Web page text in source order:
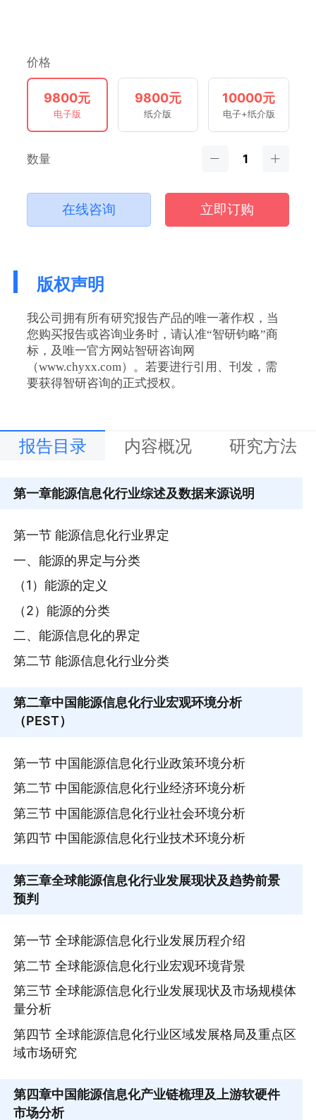
价格
9800元
电子版
9800元
纸介版
10000元
电子+纸介版
数量
在线咨询 立即订购
版权声明
我公司拥有所有研究报告产品的唯一著作权，当
您购买报告或咨询业务时，请认准“智研钧略”商
标，及唯一官方网站智研咨询网
（www.chyxx.com）。若要进行引用、刊发，需
要获得智研咨询的正式授权。
报告目录 内容概况 研究方法
第一章能源信息化行业综述及数据来源说明
第一节 能源信息化行业界定
一、能源的界定与分类
（1）能源的定义
（2）能源的分类
二、能源信息化的界定
第二节 能源信息化行业分类
第二章中国能源信息化行业宏观环境分析
（PEST）
第一节 中国能源信息化行业政策环境分析
第二节 中国能源信息化行业经济环境分析
第三节 中国能源信息化行业社会环境分析
第四节 中国能源信息化行业技术环境分析
第三章全球能源信息化行业发展现状及趋势前景
预判
第一节 全球能源信息化行业发展历程介绍
第二节 全球能源信息化行业宏观环境背景
第三节 全球能源信息化行业发展现状及市场规模体
量分析
第四节 全球能源信息化行业区域发展格局及重点区
域市场研究
第四章中国能源信息化产业链梳理及上游软硬件
市场分析